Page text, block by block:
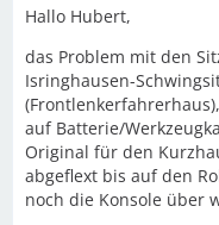
Hallo Hubert,
das Problem mit den
Isringhausen-
auf Batterie/
Original für den
abgeflext bis auf den
noch die Konsole über